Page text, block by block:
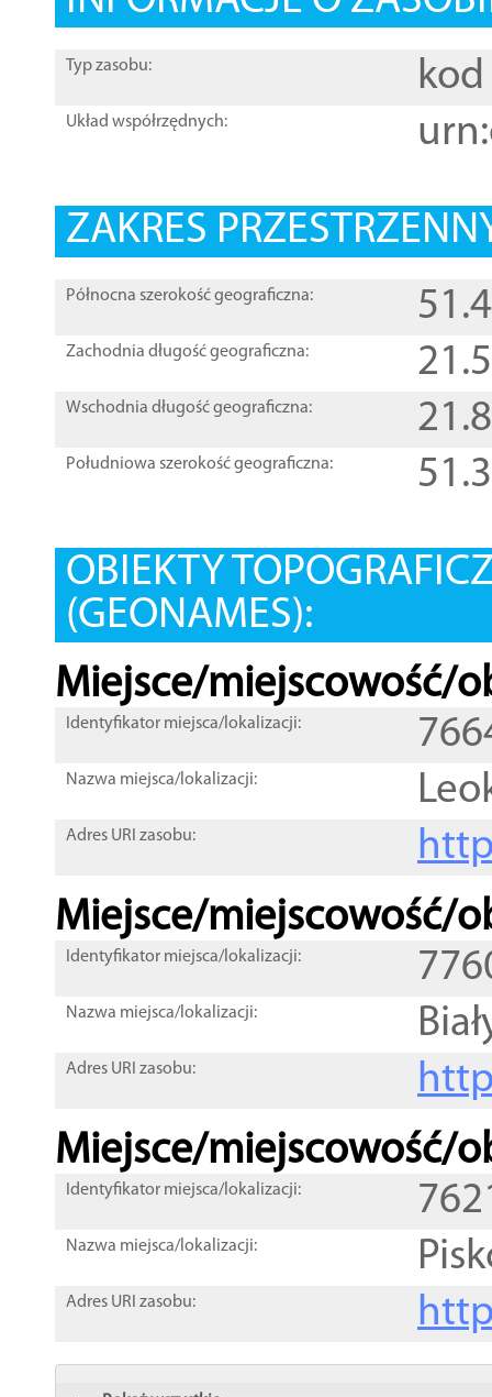
Typ zasobu: kod
Układ współrzędnych:
ZAKRES
Północna szerokość geograficzna:
Zachodnia długość geograficzna:
Wschodnia długość geograficzna:
Południowa szerokość geograficzna:
OBIEKTY
(GEONAMES):
Miejsce/miejscowość/
Identyfikator miejsca/lokalizacji:
Nazwa miejsca/lokalizacji:
Adres URI zasobu:
Miejsce/miejscowość/
Identyfikator miejsca/lokalizacji:
Nazwa miejsca/lokalizacji:
Adres URI zasobu:
Miejsce/miejscowość/
Identyfikator miejsca/lokalizacji:
Nazwa miejsca/lokalizacji:
Adres URI zasobu: